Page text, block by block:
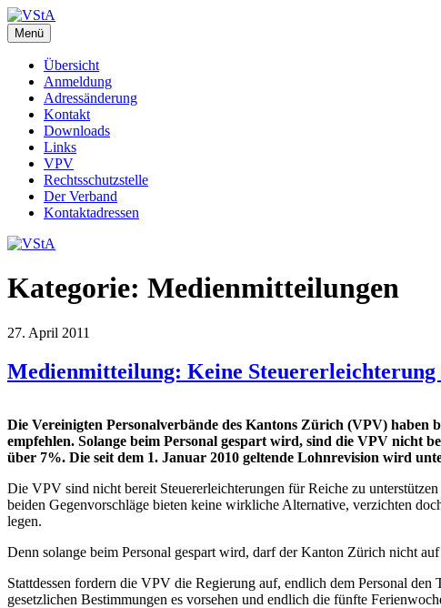
Zum
Inhalt
springen
VStA
WebSite des Verbandes der Staatsangestellten des Kantons Zürich
Menü
Übersicht
Anmeldung
Adressänderung
Kontakt
Downloads
Links
VPV
Rechtsschutzstelle
Der Verband
Kontaktadressen
Kategorie: Medienmitteilungen
27. April 2011
Medienmitteilung: Keine Steuererleichterung
Die Vereinigten Personalverbände des Kantons Zürich (VPV) haben
empfehlen. Solange beim Personal gespart wird, sind die VPV nicht
über 7%. Die seit dem 1. Januar 2010 geltende Lohnrevision wird
Die VPV sind nicht bereit Steuererleichterungen für Reiche zu
beiden Gegenvorschläge bieten keine wirkliche Alternative, verzichten
legen.
Denn solange beim Personal gespart wird, darf der Kanton Zürich nicht
Stattdessen fordern die VPV die Regierung auf, endlich dem Personal
gesetzlichen Bestimmungen es vorsehen und endlich die fünfte
Seitennummerierung
der
Beiträge